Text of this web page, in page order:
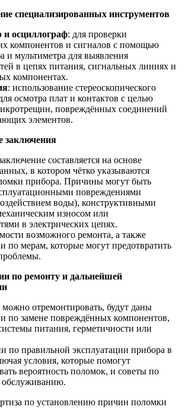
специализированных инструментов
осциллограф: для проверки
компонентов и сигналов с помощью
и мультиметра для выявления
в цепях питания, сигнальных линиях и
компонентах.
: использование стереоскопического
осмотра плат и контактов с целью
повреждённых соединений
элементов.
заключения
составляется на основе
в котором чётко указываются
прибора. Причины могут быть
повреждениями
воды), конструктивными
износом или
в электрических цепях.
возможного ремонта, а также
по мерам, которые могут предотвратить
по ремонту и дальнейшей
отремонтировать, будут даны
по замене повреждённых компонентов,
питания, герметичности или
по правильной эксплуатации прибора в
условия, которые помогут
вероятность поломок, и советы по
обслуживанию.
по установлению причин поломки